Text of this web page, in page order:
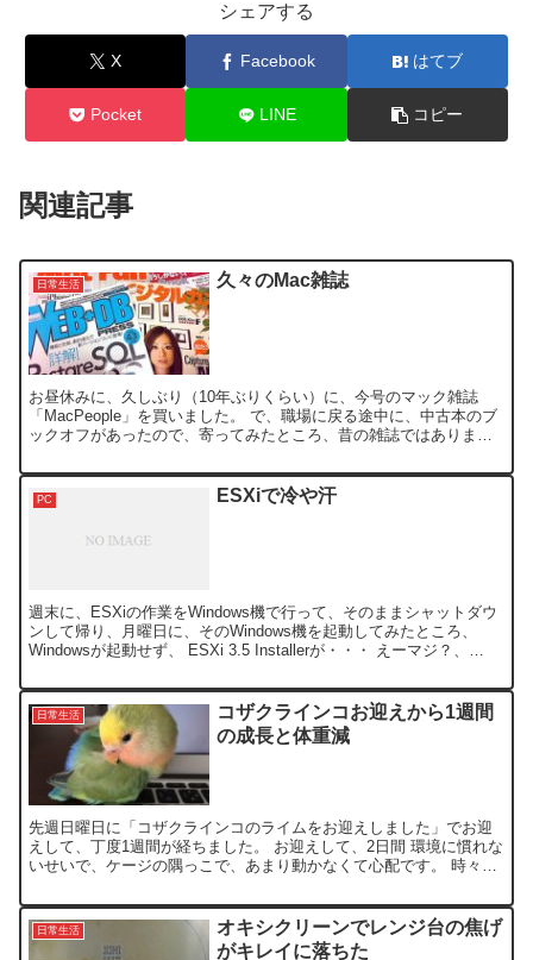
シェアする
X Facebook はてブ
Pocket LINE コピー
関連記事
日常生活 久々のMac雑誌
お昼休みに、久しぶり（10年ぶりくらい）に、今号のマック雑誌
「MacPeople」を買いました。 で、職場に戻る途中に、中古本のブ
ックオフがあったので、寄ってみたところ、昔の雑誌ではあります
PC ESXiで冷や汗
週末に、ESXiの作業をWindows機で行って、そのままシャットダウ
ンして帰り、月曜日に、そのWindows機を起動してみたところ、
Windowsが起動せず、 ESXi 3.5 Installerが・・・ えーマジ？、
日常生活
コザクラインコお迎えから1週間
の成長と体重減
先週日曜日に「コザクラインコのライムをお迎えしました」でお迎
えして、丁度1週間が経ちました。 お迎えして、2日間 環境に慣れな
いせいで、ケージの隅っこで、あまり動かなくて心配です。 時々、
日常生活
オキシクリーンでレンジ台の焦げ
がキレイに落ちた